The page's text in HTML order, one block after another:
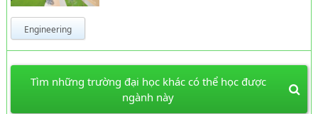
Engineering
Tìm những trường đại học khác có thể học được
ngành này